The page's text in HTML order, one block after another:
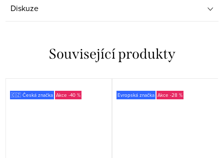
Diskuze
Související produkty
🇨🇿 Česká značka -40 % Evropská značka -28 %